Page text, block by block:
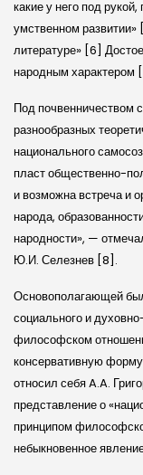
какие у него под
умственном
литературе» [6]
народным характером
Под почвенничеством
разнообразных
национального
пласт общественно-
и возможна встреча и
народа,
народности», —
Ю.И. Селезнев [8].
Основополагающей
социального и
философском
консервативную
относил себя A.A.
представление о
принципом
небыкновенное